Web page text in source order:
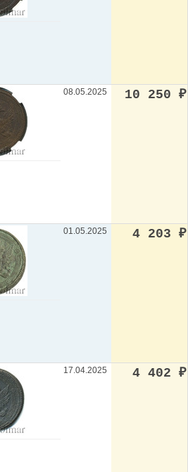
08.05.2025 10 250 ₽
01.05.2025 4 203 ₽
17.04.2025 4 402 ₽